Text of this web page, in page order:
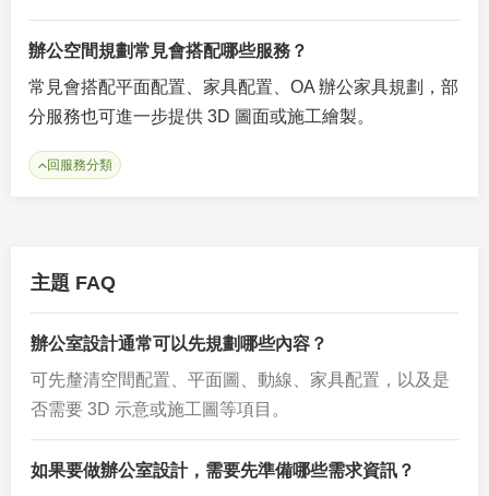
辦公空間規劃常見會搭配哪些服務？
常見會搭配平面配置、家具配置、OA 辦公家具規劃，部
分服務也可進一步提供 3D 圖面或施工繪製。
回服務分類
主題 FAQ
辦公室設計通常可以先規劃哪些內容？
可先釐清空間配置、平面圖、動線、家具配置，以及是
否需要 3D 示意或施工圖等項目。
如果要做辦公室設計，需要先準備哪些需求資訊？